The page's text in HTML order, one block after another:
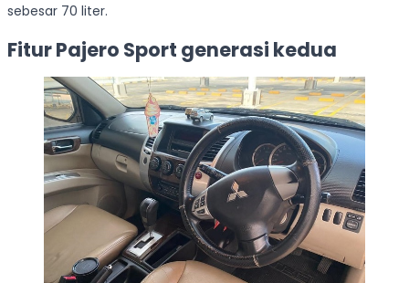
sebesar 70 liter.
Fitur Pajero Sport generasi kedua